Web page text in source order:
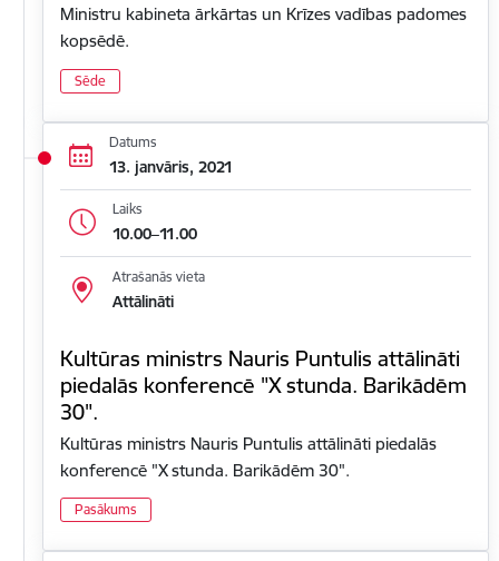
Ministru kabineta ārkārtas un Krīzes vadības padomes
kopsēdē.
Sēde
Datums
13. janvāris, 2021
Laiks
10.00–11.00
Atrašanās vieta
Attālināti
Kultūras ministrs Nauris Puntulis attālināti
piedalās konferencē "X stunda. Barikādēm
30".
Kultūras ministrs Nauris Puntulis attālināti piedalās
konferencē "X stunda. Barikādēm 30".
Pasākums